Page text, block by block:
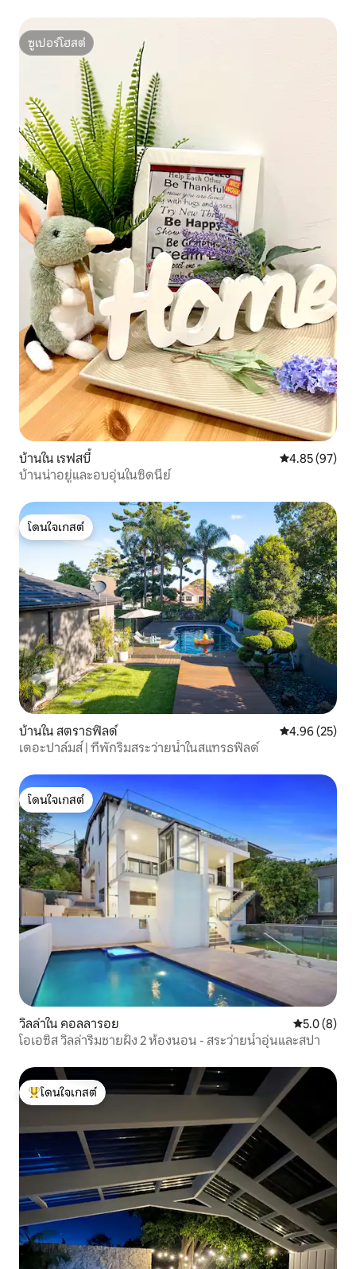
ซูเปอร์โฮสต์
ซูเปอร์โฮสต์
บ้านใน เรฟสบี้ คะแนนเฉลี่ย
4.85 (97)
บ้านน่าอยู่และอบอุ่นในซิดนีย์
โดนใจเกสต์
โดนใจเกสต์
บ้านใน สตราธฟิลด์ คะแนนเฉลี่ย
4.96 (25)
เดอะปาล์มส์ | ที่พักริมสระว่ายน้ำในสแทรธฟิลด์
โดนใจเกสต์
โดนใจเกสต์
วิลล่าใน คอลลารอย คะแนนเฉลี่
5.0 (8)
โอเอซิส วิลล่าริมชายฝั่ง 2 ห้องนอน - สระว่ายน้ำอุ่นและสปา
โดนใจเกสต์ที่สุด
โดนใจเกสต์